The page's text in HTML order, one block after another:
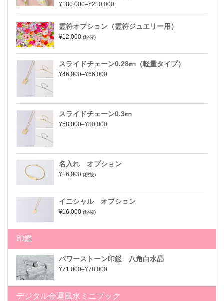
¥180,000–¥210,000
霊符オプション（霊符ジュエリー用）
¥12,000 (税抜)
スライドチェーン0.28㎜（軽量タイプ）
¥46,000–¥66,000
スライドチェーン0.3㎜
¥58,000–¥80,000
名入れ オプション
¥16,000 (税抜)
イニシャル オプション
¥16,000 (税抜)
印鑑
パワーストーン印鑑 八角白水晶
¥71,000–¥78,000
デジタル金運風水ミニブック